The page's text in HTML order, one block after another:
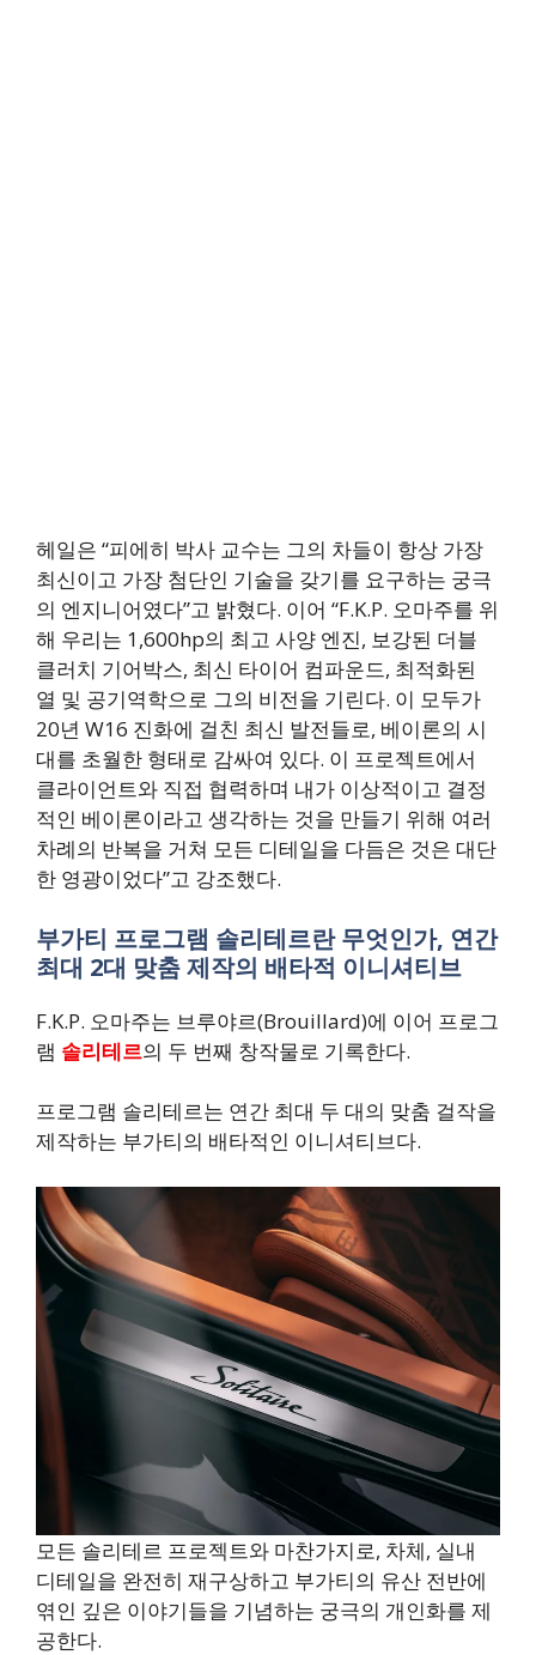
헤일은 “피에히 박사 교수는 그의 차들이 항상 가장
최신이고 가장 첨단인 기술을 갖기를 요구하는 궁극
의 엔지니어였다”고 밝혔다. 이어 “F.K.P. 오마주를 위
해 우리는 1,600hp의 최고 사양 엔진, 보강된 더블
클러치 기어박스, 최신 타이어 컴파운드, 최적화된
열 및 공기역학으로 그의 비전을 기린다. 이 모두가
20년 W16 진화에 걸친 최신 발전들로, 베이론의 시
대를 초월한 형태로 감싸여 있다. 이 프로젝트에서
클라이언트와 직접 협력하며 내가 이상적이고 결정
적인 베이론이라고 생각하는 것을 만들기 위해 여러
차례의 반복을 거쳐 모든 디테일을 다듬은 것은 대단
한 영광이었다”고 강조했다.
부가티 프로그램 솔리테르란 무엇인가, 연간
최대 2대 맞춤 제작의 배타적 이니셔티브
F.K.P. 오마주는 브루야르(Brouillard)에 이어 프로그
램 솔리테르의 두 번째 창작물로 기록한다.
프로그램 솔리테르는 연간 최대 두 대의 맞춤 걸작을
제작하는 부가티의 배타적인 이니셔티브다.
모든 솔리테르 프로젝트와 마찬가지로, 차체, 실내
디테일을 완전히 재구상하고 부가티의 유산 전반에
엮인 깊은 이야기들을 기념하는 궁극의 개인화를 제
공한다.